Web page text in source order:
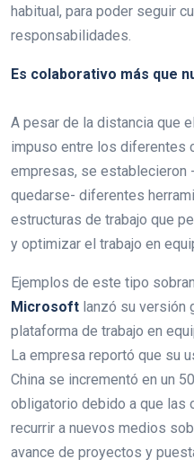
habitual, para poder seguir
responsabilidades.
Es colaborativo más que
A pesar de la distancia que
impuso entre los diferentes
empresas, se establecieron
quedarse- diferentes
estructuras de trabajo que
y optimizar el trabajo en
Ejemplos de este tipo
Microsoft lanzó su versión
plataforma de trabajo en
La empresa reportó que su
China se incrementó en un
obligatorio debido a que las
recurrir a nuevos medios
avance de proyectos y